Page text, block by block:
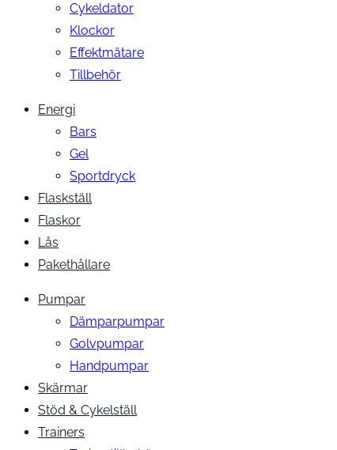
Cykeldator
Klockor
Effektmätare
Tillbehör
Energi
Bars
Gel
Sportdryck
Flaskställ
Flaskor
Lås
Pakethållare
Pumpar
Dämparpumpar
Golvpumpar
Handpumpar
Skärmar
Stöd & Cykelställ
Trainers